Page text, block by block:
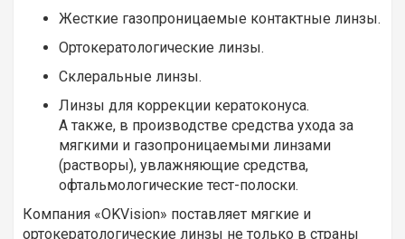
Жесткие газопроницаемые контактные линзы.
Ортокератологические линзы.
Склеральные линзы.
Линзы для коррекции кератоконуса.
А также, в производстве средства ухода за
мягкими и газопроницаемыми линзами
(растворы), увлажняющие средства,
офтальмологические тест-полоски.
Компания «OKVision» поставляет мягкие и
ортокератологические линзы не только в страны